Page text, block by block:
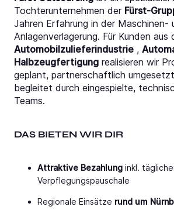
Tochterunternehmen der Fürst-
Jahren Erfahrung in der Maschinen-
Anlagenverlagerung. Für Kunden aus
Automobilzulieferindustrie ,
Halbzeugfertigung realisieren wir
geplant, partnerschaftlich
begleitet durch eingespielte,
Teams.
DAS BIETEN WIR DIR
Attraktive Bezahlung inkl.
Verpflegungspauschale
Regionale Einsätze rund um